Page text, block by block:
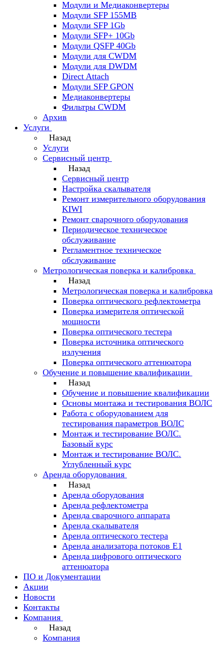
Модули и Медиаконвертеры
Модули SFP 155MB
Модули SFP 1Gb
Модули SFP+ 10Gb
Модули QSFP 40Gb
Модули для CWDM
Модули для DWDM
Direct Attach
Модули SFP GPON
Медиаконвертеры
Фильтры CWDM
Архив
Услуги
Назад
Услуги
Сервисный центр
Назад
Сервисный центр
Настройка скалывателя
Ремонт измерительного оборудования
KIWI
Ремонт сварочного оборудования
Периодическое техническое
обслуживание
Регламентное техническое
обслуживание
Метрологическая поверка и калибровка
Назад
Метрологическая поверка и калибровка
Поверка оптического рефлектометра
Поверка измерителя оптической
мощности
Поверка оптического тестера
Поверка источника оптического
излучения
Поверка оптического аттенюатора
Обучение и повышение квалификации
Назад
Обучение и повышение квалификации
Основы монтажа и тестирования ВОЛС
Работа с оборудованием для
тестирования параметров ВОЛС
Монтаж и тестирование ВОЛС.
Базовый курс
Монтаж и тестирование ВОЛС.
Углубленный курс
Аренда оборудования
Назад
Аренда оборудования
Аренда рефлектометра
Аренда сварочного аппарата
Аренда скалывателя
Аренда оптического тестера
Аренда анализатора потоков Е1
Аренда цифрового оптического
аттенюатора
ПО и Документации
Акции
Новости
Контакты
Компания
Назад
Компания